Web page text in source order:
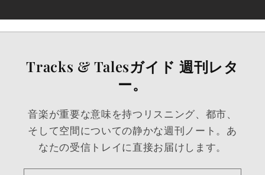
Tracks & Talesガイド 週刊レタ
ー。
音楽が重要な意味を持つリスニング、都市、
そして空間についての静かな週刊ノート。あ
なたの受信トレイに直接お届けします。